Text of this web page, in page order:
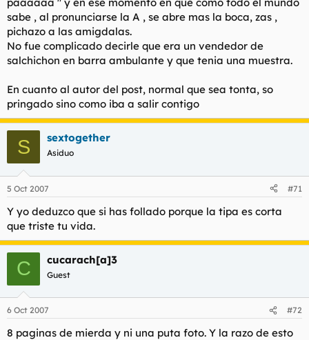
sabe , al pronunciarse la A , se abre mas la boca, zas ,
pichazo a las amigdalas.
No fue complicado decirle que era un vendedor de
salchichon en barra ambulante y que tenia una muestra.
En cuanto al autor del post, normal que sea tonta, so
pringado sino como iba a salir contigo
S sextogether
Asiduo
5 Oct 2007 #71
Y yo deduzco que si has follado porque la tipa es corta
que triste tu vida.
C cucarach[a]3
Guest
6 Oct 2007 #72
8 paginas de mierda y ni una puta foto. Y la razo de esto